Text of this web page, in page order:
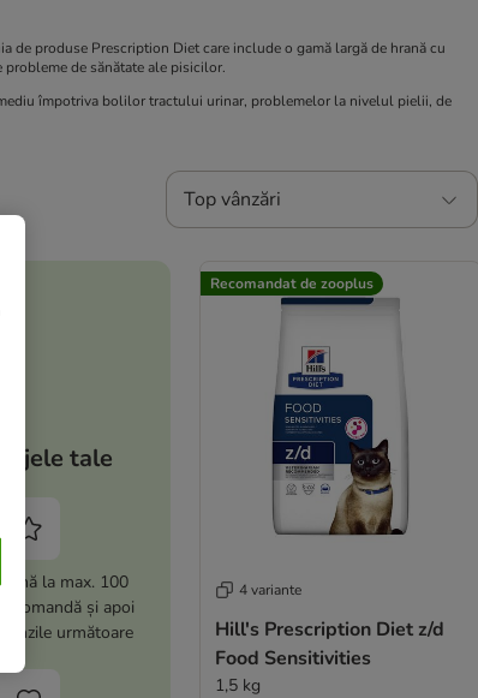
de produse Prescription Diet care include o gamă largă de hrană cu
de sănătate ale pisicilor.
împotriva bolilor tractului urinar, problemelor la nivelul pielii, de
Top vânzări
tale
la max. 100
comandă și apoi
următoare
Recomandat de zooplus
4 variante
Hill's Prescription Diet z/d
Food Sensitivities
1,5 kg